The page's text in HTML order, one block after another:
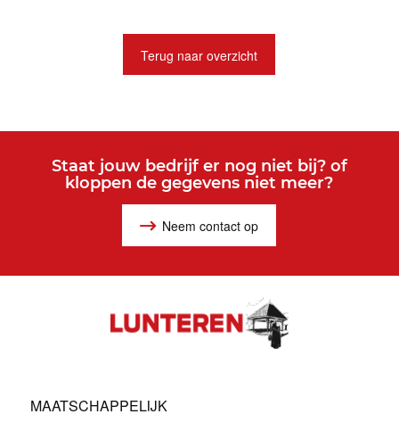
Terug naar overzicht
Staat jouw bedrijf er nog niet bij? of
kloppen de gegevens niet meer?
Neem contact op
MAATSCHAPPELIJK